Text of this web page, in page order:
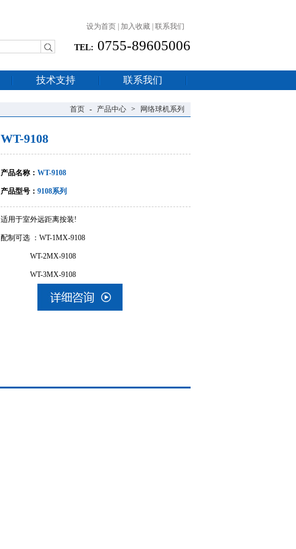
设为首页 加入收藏 联系我们
TEL: 0755-89605006
技术支持 联系我们
首页 - 产品中心 > 网络球机系列
WT-9108
产品名称： WT-9108
产品型号： 9108系列
适用于室外远距离按装!
配制可选 ：WT-1MX-9108
WT-2MX-9108
WT-3MX-9108